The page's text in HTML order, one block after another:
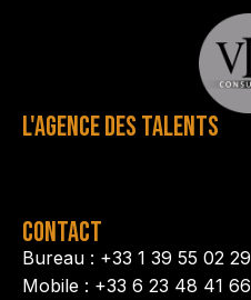
L'AGENCE DES TALENTS
CONTACT
Bureau : +33 1 39 55 02 29
Mobile : +33 6 23 48 41 66